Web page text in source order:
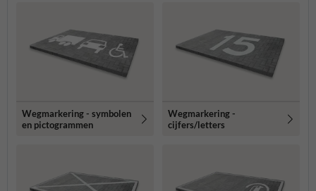
Wegmarkering - symbolen
en pictogrammen
Wegmarkering -
cijfers/letters